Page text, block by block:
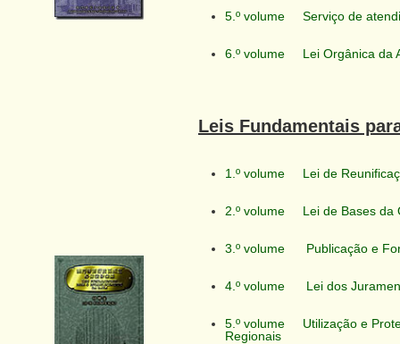
5.º volume Serviço de
6.º volume Lei Orgânica da
Leis Fundamentais
1.º volume Lei de
2.º volume Lei de Bases da
3.º volume Publicação e
4.º volume Lei dos
5.º volume
Utilização e
Regionais